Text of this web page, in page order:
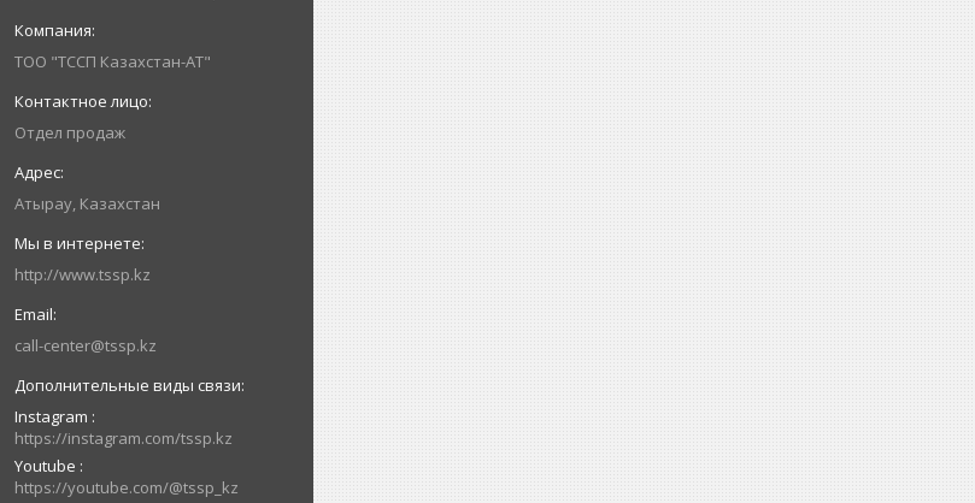
ТОО "ТССП Казахстан-АТ"
Отдел продаж
Атырау, Казахстан
http://www.tssp.kz
call-center@tssp.kz
Instagram
https://instagram.com/tssp.kz
Youtube
https://youtube.com/@tssp_kz